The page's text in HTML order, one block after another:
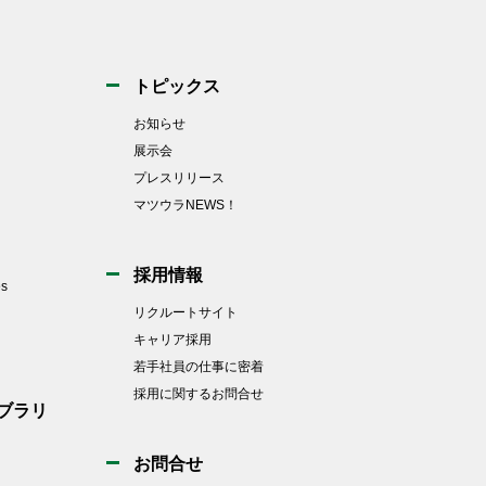
ラリ
トピックス
お知らせ
展示会
プレスリリース
マツウラNEWS！
採用情報
リクルートサイト
キャリア採用
若手社員の仕事に密着
採用に関するお問合せ
お問合せ